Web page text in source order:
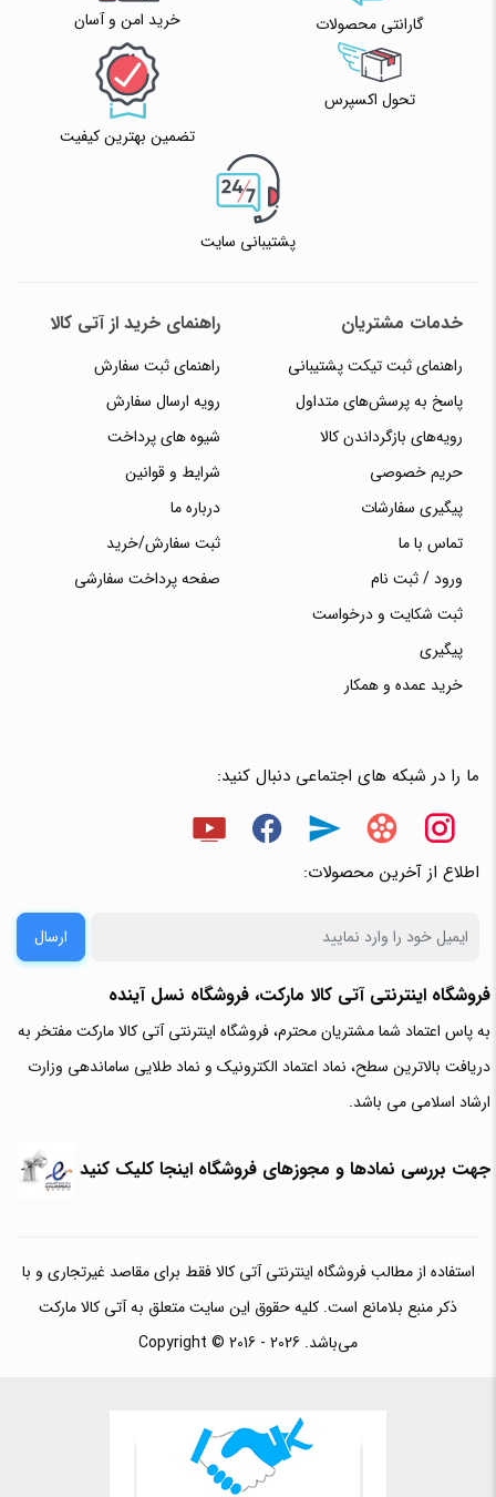
گارانتی محصولات خرید امن و آسان
تحول اکسپرس
تضمین بهترین کیفیت
پشتیبانی سایت
خدمات مشتریان
راهنمای ثبت تیکت پشتیبانی
پاسخ به پرسش‌های متداول
رویه‌های بازگرداندن کالا
حریم خصوصی
پیگیری سفارشات
تماس با ما
ورود / ثبت نام
ثبت شکایت و درخواست
پیگیری
خرید عمده و همکار
راهنمای خرید از آتی کالا
راهنمای ثبت سفارش
رویه ارسال سفارش
شیوه های پرداخت
شرایط و قوانین
درباره ما
ثبت سفارش/خرید
صفحه پرداخت سفارشی
ما را در شبکه های اجتماعی دنبال کنید:
اطلاع از آخرین محصولات:
ارسال
فروشگاه اینترنتی آتی‌ کالا مارکت، فروشگاه نسل آینده
به پاس اعتماد شما مشتریان محترم، فروشگاه اینترنتی آتی کالا مارکت مفتخر به
دریافت بالاترین سطح، نماد اعتماد الکترونیک و نماد طلایی ساماندهی وزارت
ارشاد اسلامی می باشد.
جهت بررسی نمادها و مجوزهای فروشگاه اینجا کلیک کنید
استفاده از مطالب فروشگاه اینترنتی آتی کالا فقط برای مقاصد غیرتجاری و با
ذکر منبع بلامانع است. کلیه حقوق این سایت متعلق به آتی کالا مارکت
می‌باشد. Copyright © 2016 - 2026